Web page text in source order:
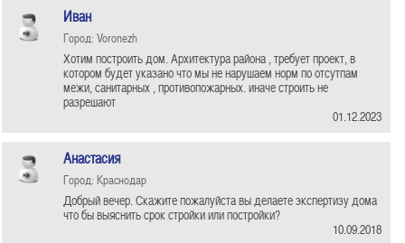
Иван
Город: Voronezh
Хотим построить дом. Архитектура района , требует проект, в
котором будет указано что мы не нарушаем норм по отсутпам
межи, санитарных , противопожарных. иначе строить не
разрешают
01.12.2023
Анастасия
Город: Краснодар
Добрый вечер. Скажите пожалуйста вы делаете экспертизу дома
что бы выяснить срок стройки или постройки?
10.09.2018